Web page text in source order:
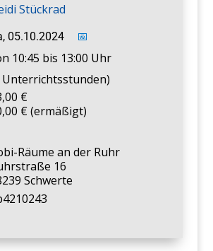
Stückrad
05.10.2024 📅
10:45 bis 13:00 Uhr
Unterrichtsstunden)
€ (ermäßigt)
Räume an der Ruhr
16
Schwerte